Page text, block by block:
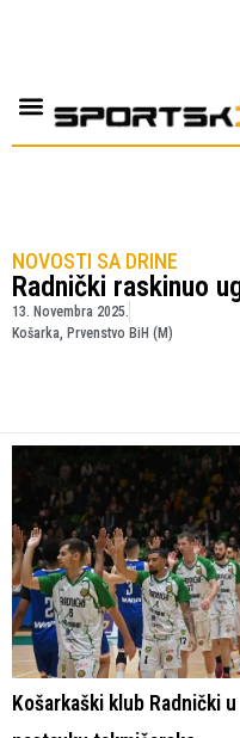
NOVOSTI SA DRINE
Radnički raskinuo
13. Novembra 2025.
Košarka, Prvenstvo BiH (M)
Košarkaški klub Radnički u